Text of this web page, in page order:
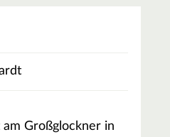
am Großglockner in